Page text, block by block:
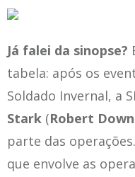
Já falei da sinopse?
tabela: após os
Soldado Invernal, a
Stark (Robert
parte das
que envolve as